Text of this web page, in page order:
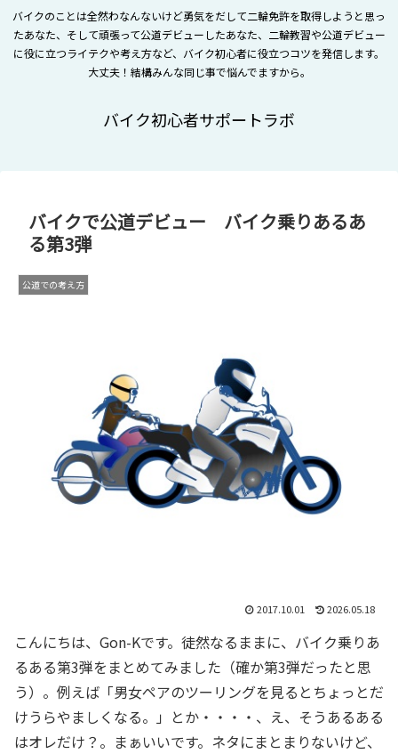
バイクのことは全然わなんないけど勇気をだして二輪免許を取得しようと思っ
たあなた、そして頑張って公道デビューしたあなた、二輪教習や公道デビュー
に役に立つライテクや考え方など、バイク初心者に役立つコツを発信します。
大丈夫！結構みんな同じ事で悩んでますから。
バイク初心者サポートラボ
バイクで公道デビュー バイク乗りあるあ
る第3弾
公道での考え方
2017.10.01 2026.05.18
こんにちは、Gon-Kです。徒然なるままに、バイク乗りあ
るある第3弾をまとめてみました（確か第3弾だったと思
う）。例えば「男女ペアのツーリングを見るとちょっとだ
けうらやましくなる。 」とか・・・・、え、そうあるある
はオレだけ？。まぁいいです。ネタにまとまりないけど、